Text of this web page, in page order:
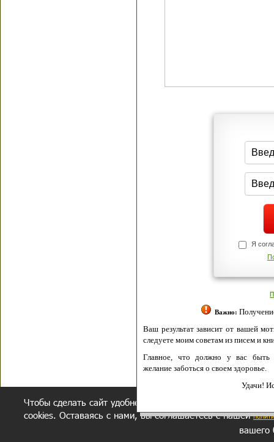
Я
Важно:Получение
Ваш результат зависит от вашей
следуете моим советам из писем и книг.
Главное, что должно у вас быть -
желание заботься о своем здоровье.
Удачи!
Чтобы сделать сайт удобнее, осуществляется обработка
cookies. Оставаясь с нами, вы соглашаетесь с нашей
вашего